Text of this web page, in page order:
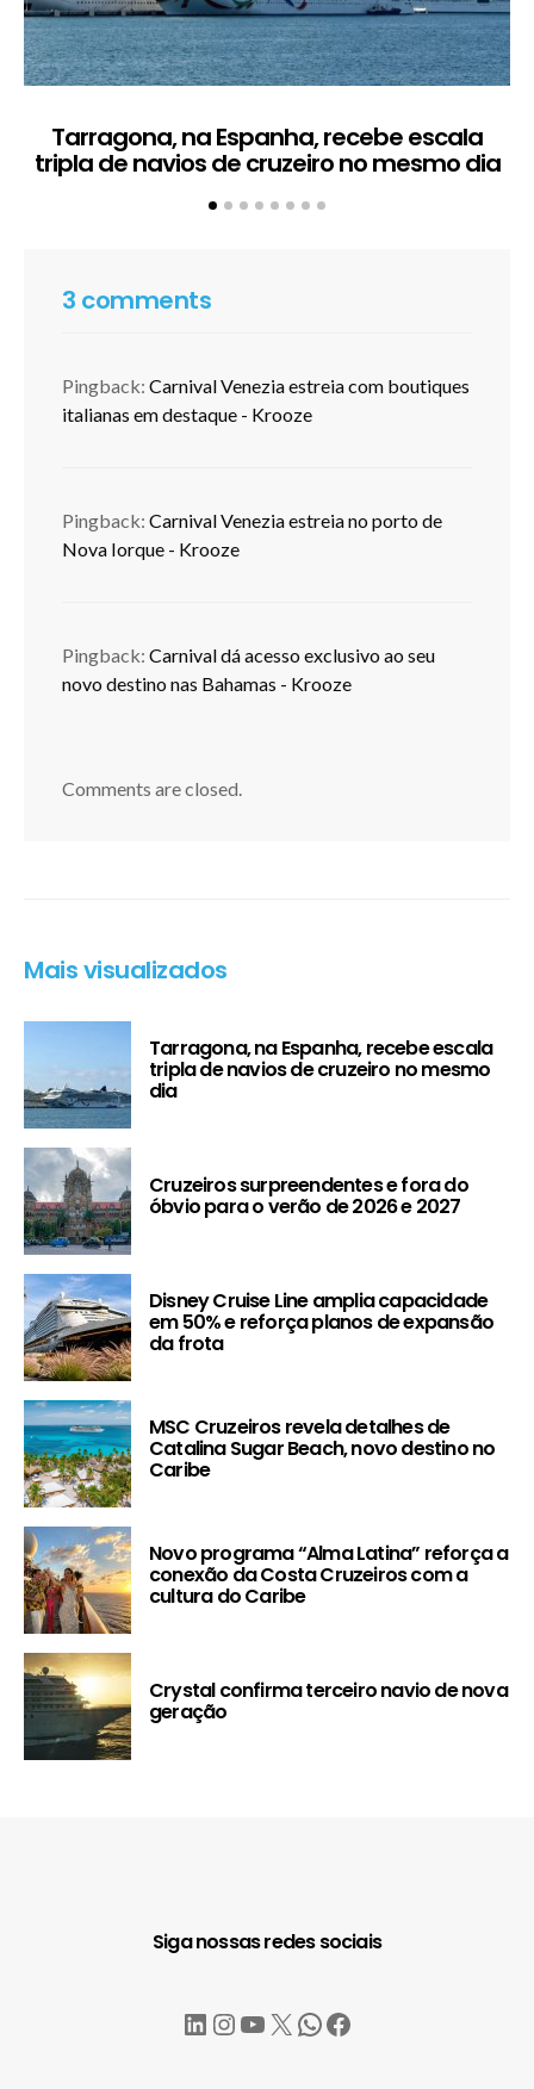
Tarragona, na Espanha, recebe escala
tripla de navios de cruzeiro no mesmo dia
3 comments
Pingback: Carnival Venezia estreia com boutiques
italianas em destaque - Krooze
Pingback: Carnival Venezia estreia no porto de
Nova Iorque - Krooze
Pingback: Carnival dá acesso exclusivo ao seu
novo destino nas Bahamas - Krooze
Comments are closed.
Mais visualizados
Tarragona, na Espanha, recebe escala
tripla de navios de cruzeiro no mesmo
dia
Cruzeiros surpreendentes e fora do
óbvio para o verão de 2026 e 2027
Disney Cruise Line amplia capacidade
em 50% e reforça planos de expansão
da frota
MSC Cruzeiros revela detalhes de
Catalina Sugar Beach, novo destino no
Caribe
Novo programa “Alma Latina” reforça a
conexão da Costa Cruzeiros com a
cultura do Caribe
Crystal confirma terceiro navio de nova
geração
Siga nossas redes sociais
LinkedIn
Instagram
YouTube
X WhatsApp
Facebook